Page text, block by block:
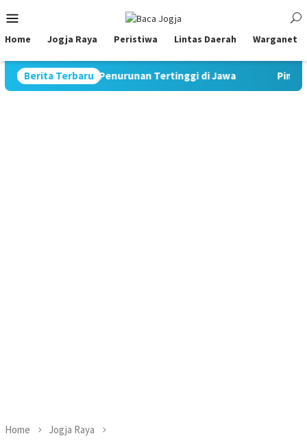
to
contentMenu
Home Jogja Raya Peristiwa Lintas Daerah Warganet
Berita Terbaru
Rekor Penurunan Tertinggi di Jawa Pimpin Strategi
Home Jogja Raya